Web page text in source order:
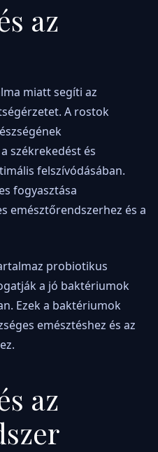
az
miatt segíti az
A rostok
székrekedést és
felszívódásában.
fogyasztása
emésztőrendszerhez és a
probiotikus
a jó baktériumok
Ezek a baktériumok
emésztéshez és az
az